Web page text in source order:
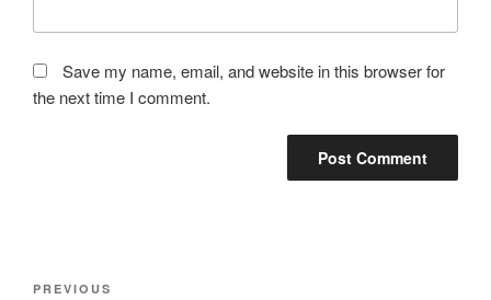
Save my name, email, and website in this browser for
the next time I comment.
Post
Previous
PREVIOUS